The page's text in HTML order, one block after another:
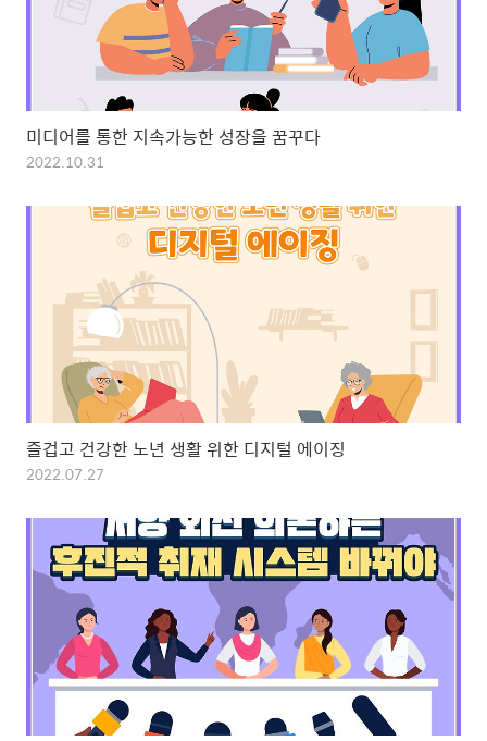
미디어를 통한 지속가능한 성장을 꿈꾸다
2022.10.31
즐겁고 건강한 노년 생활 위한 디지털 에이징
2022.07.27